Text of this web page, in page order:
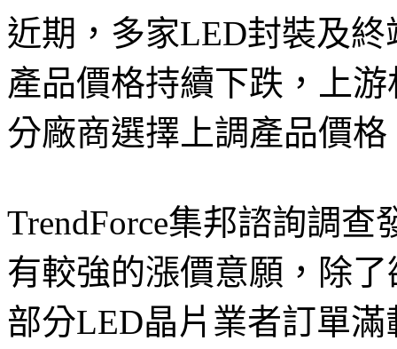
近期，多家LED封裝及
產品價格持續下跌，上
分廠商選擇上調產品價
TrendForce集邦諮詢調
有較強的漲價意願，除
部分LED晶片業者訂單